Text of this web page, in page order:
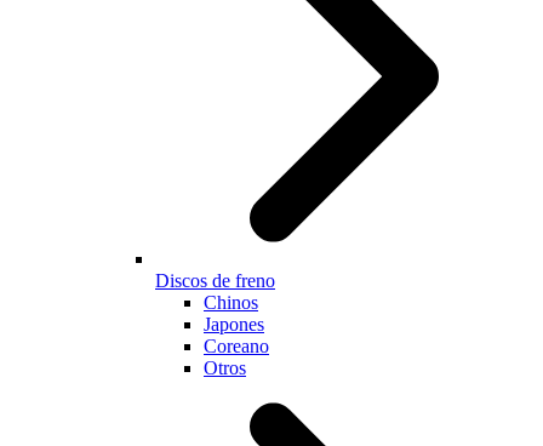
Discos de freno
Chinos
Japones
Coreano
Otros